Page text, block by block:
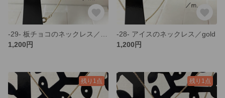
1,200円
-28- アイスのネックレス／gold
1,200円
残り1点 残り1点